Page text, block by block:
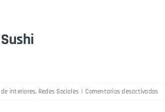
de interiores, Redes Sociales | Comentarios desactivados